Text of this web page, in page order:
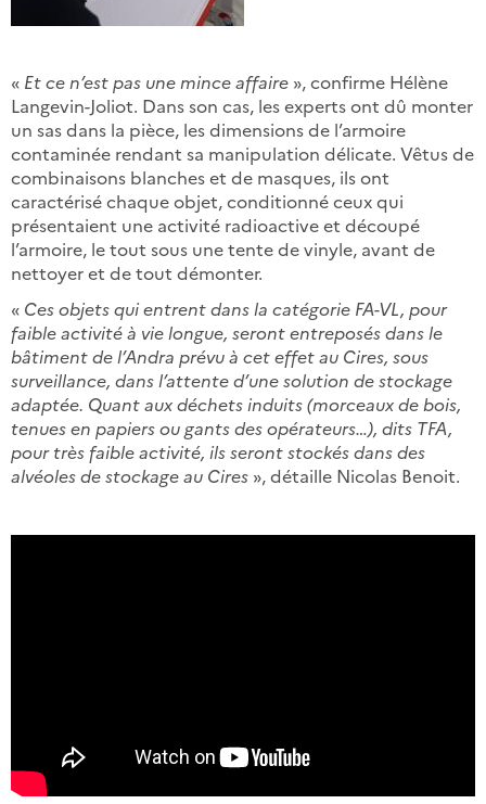
« Et ce n’est pas une mince affaire », confirme Hélène
Langevin-Joliot. Dans son cas, les experts ont dû monter
un sas dans la pièce, les dimensions de l’armoire
contaminée rendant sa manipulation délicate. Vêtus de
combinaisons blanches et de masques, ils ont
caractérisé chaque objet, conditionné ceux qui
présentaient une activité radioactive et découpé
l’armoire, le tout sous une tente de vinyle, avant de
nettoyer et de tout démonter.
« Ces objets qui entrent dans la catégorie FA-VL, pour
faible activité à vie longue, seront entreposés dans le
bâtiment de l’Andra prévu à cet effet au Cires, sous
surveillance, dans l’attente d’une solution de stockage
adaptée. Quant aux déchets induits (morceaux de bois,
tenues en papiers ou gants des opérateurs…), dits TFA,
pour très faible activité, ils seront stockés dans des
alvéoles de stockage au Cires », détaille Nicolas Benoit.